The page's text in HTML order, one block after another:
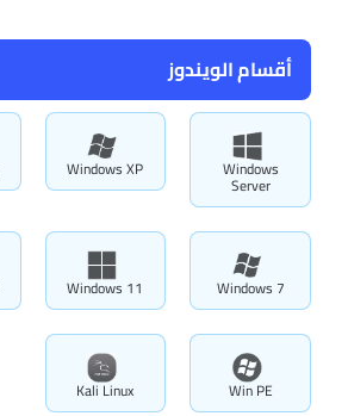
أقسام الويندوز
Windows
Server
Windows XP
Windows 7
Windows 11
Win PE
Kali Linux